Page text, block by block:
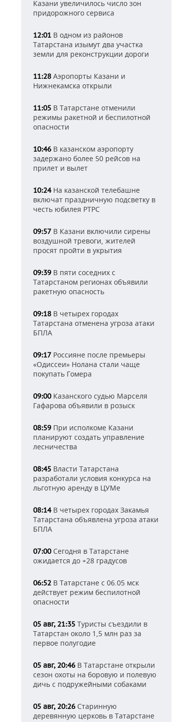
Казани увеличилось число зон
придорожного сервиса
12:01 В одном из районов
Татарстана изымут два участка
земли для реконструкции дороги
11:28 Аэропорты Казани и
Нижнекамска открыли
11:05 В Татарстане отменили
режимы ракетной и беспилотной
опасности
10:46 В казанском аэропорту
задержано более 50 рейсов на
прилет и вылет
10:24На казанской телебашне
включат праздничную подсветку в
честь юбилея РТРС
09:57 В Казани включили сирены
воздушной тревоги, жителей
просят пройти в укрытия
09:39 В пяти соседних с
Татарстаном регионах объявили
ракетную опасность
09:18 В четырех городах
Татарстана отменена угроза атаки
БПЛА
09:17 Россияне после премьеры
«Одиссеи» Нолана стали чаще
покупать Гомера
09:00Казанского судью Марселя
Гафарова объявили в розыск
08:59 При исполкоме Казани
планируют создать управление
лесничества
08:45 Власти Татарстана
разработали условия конкурса на
льготную аренду в ЦУМе
08:14В четырех городах Закамья
Татарстана объявлена угроза атаки
БПЛА
07:00Сегодня в Татарстане
ожидается до +28 градусов
06:52 В Татарстане с 06.05 мск
действует режим беспилотной
опасности
05 авг, 21:35 Туристы съездили в
Татарстан около 1,5 млн раз за
первое полугодие
05 авг, 20:46 В Татарстане открыли
сезон охоты на боровую и полевую
дичь с подружейными собаками
05 авг, 20:26 Старинную
деревянную церковь в Татарстане